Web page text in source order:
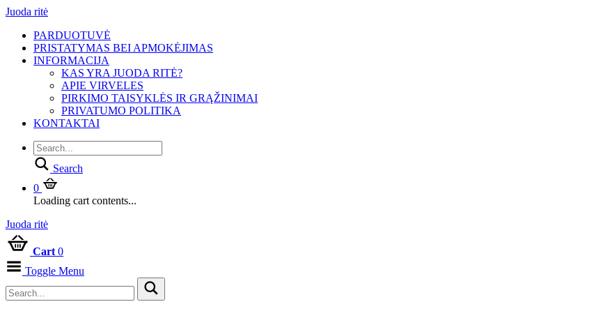
Juoda ritė
PARDUOTUVĖ
PRISTATYMAS BEI APMOKĖJIMAS
INFORMACIJA
KAS YRA JUODA RITĖ?
APIE VIRVELES
PIRKIMO TAISYKLĖS IR GRĄŽINIMAI
PRIVATUMO POLITIKA
KONTAKTAI
Search
0
Loading cart contents...
Juoda ritė
Cart 0
Toggle Menu